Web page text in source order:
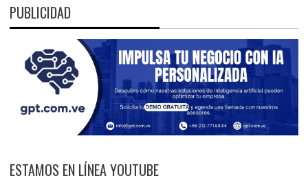
PUBLICIDAD
ESTAMOS EN LÍNEA YOUTUBE